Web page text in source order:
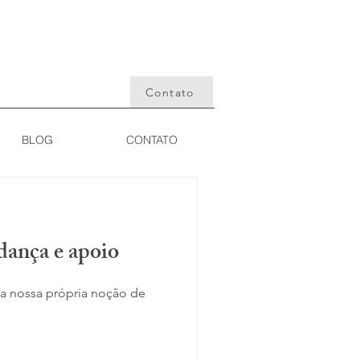
Contato
BLOG CONTATO
e apoio
nossa própria noção de